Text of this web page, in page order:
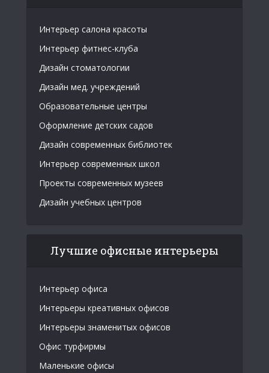
Интерьер салона красоты
Интерьер фитнес-клуба
Дизайн стоматологии
Дизайн мед. учреждений
Образовательные центры
Оформление детских садов
Дизайн современных библиотек
Интерьер современных школ
Проекты современных музеев
Дизайн учебных центров
Лучшие офисные интерьеры
Интерьер офиса
Интерьеры креативных офисов
Интерьеры знаменитых офисов
Офис турфирмы
Маленькие офисы